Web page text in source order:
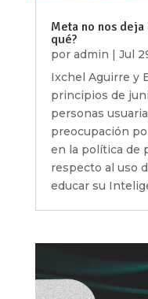
Meta no nos
qué?
por admin | Jul
Ixchel Aguirre y
principios de
personas
preocupación
en la política de
respecto al uso
educar su